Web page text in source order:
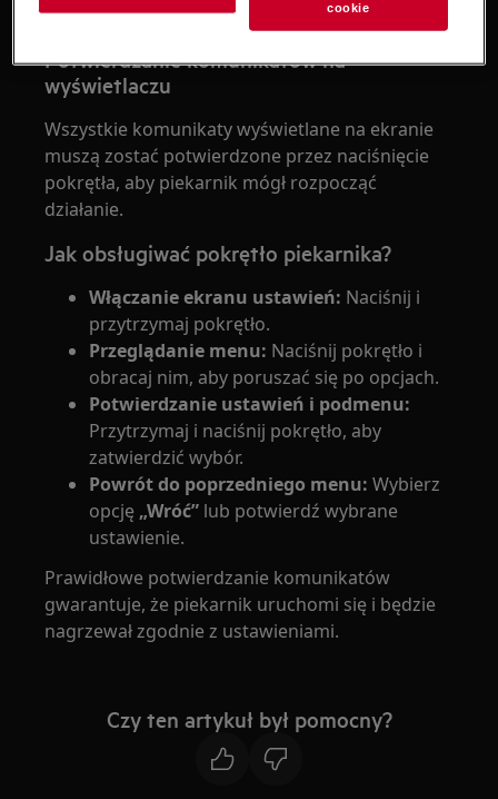
pokrętłem.
Potwierdzanie komunikatów na
wyświetlaczu
Wszystkie komunikaty wyświetlane na ekranie
muszą zostać potwierdzone przez naciśnięcie
pokrętła, aby piekarnik mógł rozpocząć
działanie.
Jak obsługiwać pokrętło piekarnika?
Włączanie ekranu ustawień: Naciśnij i
przytrzymaj pokrętło.
Przeglądanie menu: Naciśnij pokrętło i
obracaj nim, aby poruszać się po opcjach.
Potwierdzanie ustawień i podmenu:
Przytrzymaj i naciśnij pokrętło, aby
zatwierdzić wybór.
Powrót do poprzedniego menu: Wybierz
opcję „Wróć” lub potwierdź wybrane
ustawienie.
Prawidłowe potwierdzanie komunikatów
gwarantuje, że piekarnik uruchomi się i będzie
nagrzewał zgodnie z ustawieniami.
Czy ten artykuł był pomocny?
cookie